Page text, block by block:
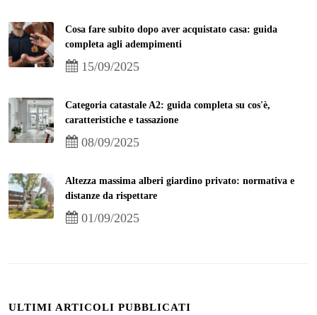
Cosa fare subito dopo aver acquistato casa: guida
completa agli adempimenti
15/09/2025
Categoria catastale A2: guida completa su cos'è,
caratteristiche e tassazione
08/09/2025
Altezza massima alberi giardino privato: normativa e
distanze da rispettare
01/09/2025
ULTIMI ARTICOLI PUBBLICATI